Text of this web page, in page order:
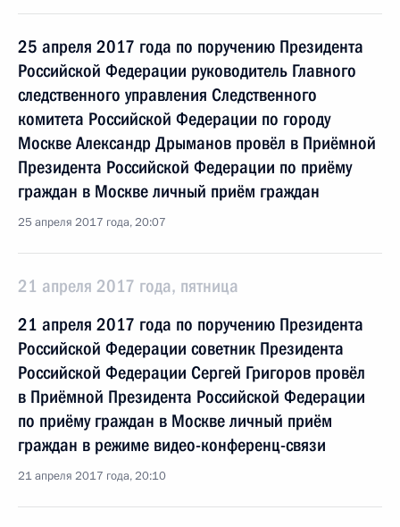
25 апреля 2017 года по поручению Президента
Российской Федерации руководитель Главного
следственного управления Следственного
комитета Российской Федерации по городу
Москве Александр Дрыманов провёл в Приёмной
Президента Российской Федерации по приёму
граждан в Москве личный приём граждан
25 апреля 2017 года, 20:07
21 апреля 2017 года, пятница
21 апреля 2017 года по поручению Президента
Российской Федерации советник Президента
Российской Федерации Сергей Григоров провёл
в Приёмной Президента Российской Федерации
по приёму граждан в Москве личный приём
граждан в режиме видео-конференц-связи
21 апреля 2017 года, 20:10